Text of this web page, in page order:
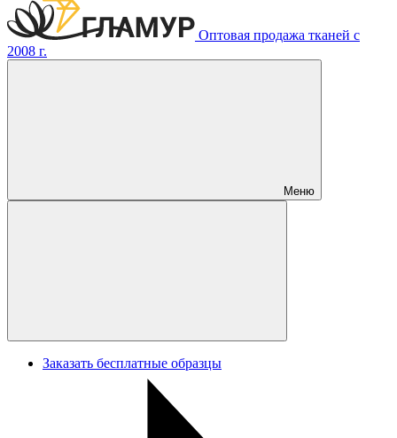
Оптовая продажа тканей с
2008 г.
Меню
Заказать бесплатные образцы